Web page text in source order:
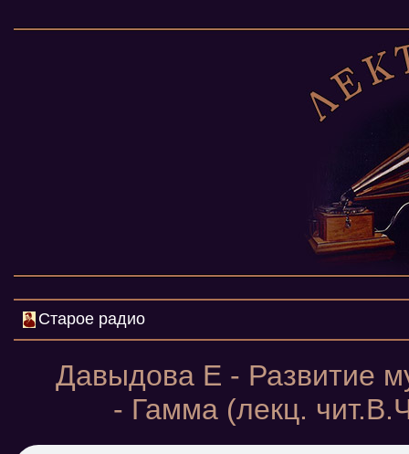
Старое радио
Давыдова Е - Развитие
- Гамма (лекц.